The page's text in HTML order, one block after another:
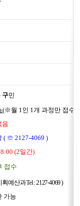
구민
(※월 1인 1개 과정만 접수
음
( ☏ 2127-4069 )
(2일간)
접수
예산과 Tel : 2127-4069 )
가능